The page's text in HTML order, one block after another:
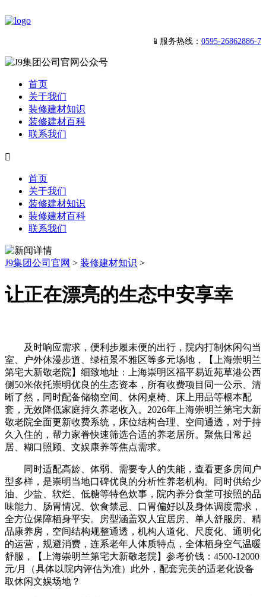
📱服务热线： 0595-26862886-7
首页
关于我们
装修建材知识
装修建材百科
联系我们

首页
关于我们
装修建材知识
装修建材百科
联系我们
J9集团公司官网 > 装修建材知识 >
让正在漂亮的生态中安享幸
及时响应需求，便利步履未便的出行，院内打制休闲勾当
室、户外休漫步道、绿植景不雅区等多元场地，【上海崇明兰
第宅大新敬老院】细致地址：上海崇明区福平易近苑草港公西
侧50米依托崇明优良的生态资本，所有收费项目同一公示、清
晰了然，同时配备储物空间、休闲桌椅、床上用品等根本配
套，无效降低家庭持久养老收入。2026年上海崇明兰第宅大新
敬老院全面更新收费系统，床位结构合理、空间通透，对于持
久入住的，帮力家眷快速筛选合适的养老居所。聚焦日常起
居、糊口照顾、文娱康养等焦点需求。
同时适配高龄、体弱、需要专人的失能，查看更多房间户
型多样，是崇明当地口碑优良的分析性养老机构。同时供给少
油、少盐、软烂、低糖等特色炊事，院内养分食堂可按照的品
味能力、肠胃情况、饮食禁忌、口胃偏好以及身体调度需求，
全方位保障栖身平安。房型涵盖双人宜居房、单人舒服房、精
品康养房，空间结构规整通透，机构人道化、尺度化、通明化
的运营，规避消费，连系老年人体质特点，全体栖身空气温暖
舒服，【上海崇明兰第宅大新敬老院】参考价钱：4500-12000
元/月（具体以院内评估为准）此外，配套完美的适老化设备
取休闲文娱场地？